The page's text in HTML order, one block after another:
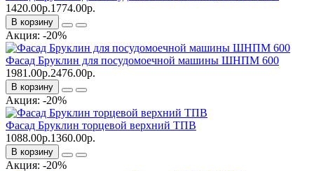
1420.00р.1774.00р.
В корзину
Акция: -20%
Фасад Бруклин для посудомоечной машины ШНПМ 600
1981.00р.2476.00р.
В корзину
Акция: -20%
Фасад Бруклин торцевой верхний ТПВ
1088.00р.1360.00р.
В корзину
Акция: -20%